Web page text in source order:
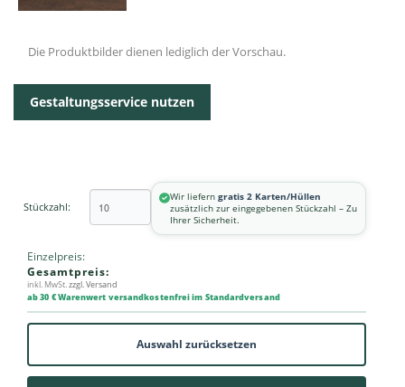
Die Produktbilder dienen lediglich der Vorschau.
Gestaltungsservice nutzen
Stückzahl:
Wir liefern gratis 2 Karten/Hüllen
zusätzlich zur eingegebenen Stückzahl – Zu
Ihrer Sicherheit.
Einzelpreis:
Gesamtpreis:
inkl. MwSt. zzgl. Versand
ab 30 € Warenwert versandkostenfrei im Standardversand
Auswahl zurücksetzen